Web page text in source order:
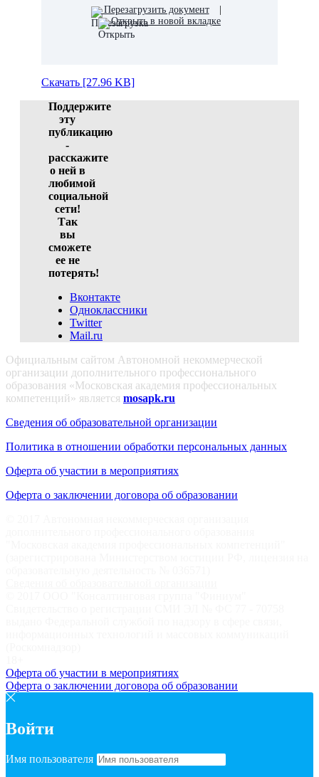
Перезагрузить документ
Открыть в новой вкладке
Скачать [27.96 KB]
Поддержите
эту
публикацию
-
расскажите
о ней в
любимой
социальной
сети!
Так
вы
сможете
ее не
потерять!
Вконтакте
Одноклассники
Twitter
Mail.ru
Официальным сайтом Автономной некоммерческой
организации дополнительного профессионального
образования «Московская академия профессиональных
компетенций» является mosapk.ru
Сведения об образовательной организации
Политика в отношении обработки персональных данных
Оферта об участии в мероприятиях
Оферта о заключении договора об образовании
Оферта об участии в мероприятиях
Оферта о заключении договора об образовании
Войти
Имя пользователя